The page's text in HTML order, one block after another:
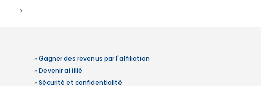
» Gagner des revenus par l'affiliation
» Devenir affilié
» Sécurité et confidentialité